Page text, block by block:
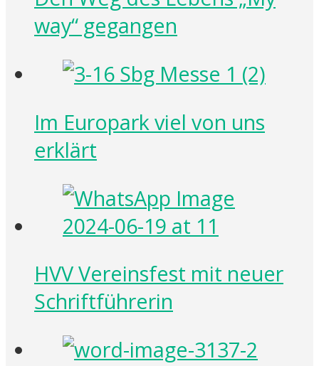
way“ gegangen
Im Europark viel von uns
erklärt
HVV Vereinsfest mit neuer
Schriftführerin